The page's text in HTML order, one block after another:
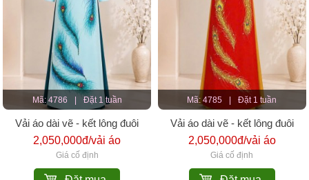
Mã: 4786 | Đặt 1 tuần
Vải áo dài vẽ - kết lông đuôi
công
2,050,000đ/vải áo
Giá cố định
Mã: 4785 | Đặt 1 tuần
Vải áo dài vẽ - kết lông đuôi
công
2,050,000đ/vải áo
Giá cố định